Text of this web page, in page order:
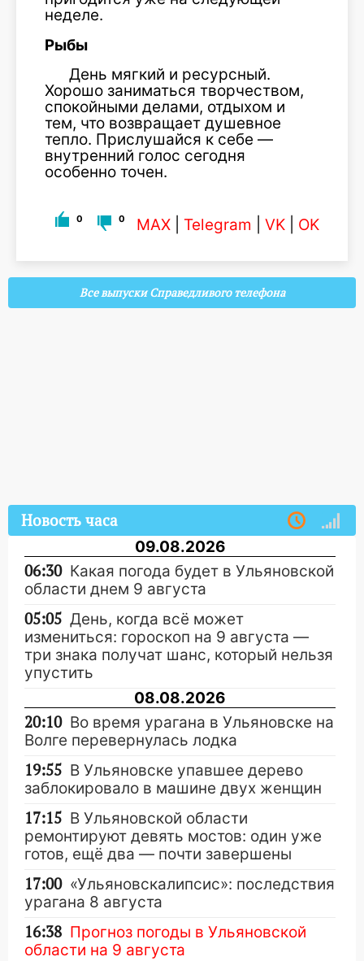
неделе.
Рыбы
День мягкий и ресурсный.
Хорошо заниматься творчеством,
спокойными делами, отдыхом и
тем, что возвращает душевное
тепло. Прислушайся к себе —
внутренний голос сегодня
особенно точен.
0 0 MAX Telegram VK OK
Все выпуски Справедливого телефона
Новость часа
09.08.2026
06:30 Какая погода будет в Ульяновской
области днем 9 августа
05:05 День, когда всё может
измениться: гороскоп на 9 августа —
три знака получат шанс, который нельзя
упустить
08.08.2026
20:10 Во время урагана в Ульяновске на
Волге перевернулась лодка
19:55 В Ульяновске упавшее дерево
заблокировало в машине двух женщин
17:15 В Ульяновской области
ремонтируют девять мостов: один уже
готов, ещё два — почти завершены
17:00 «Ульяновскалипсис»: последствия
урагана 8 августа
16:38 Прогноз погоды в Ульяновской
области на 9 августа